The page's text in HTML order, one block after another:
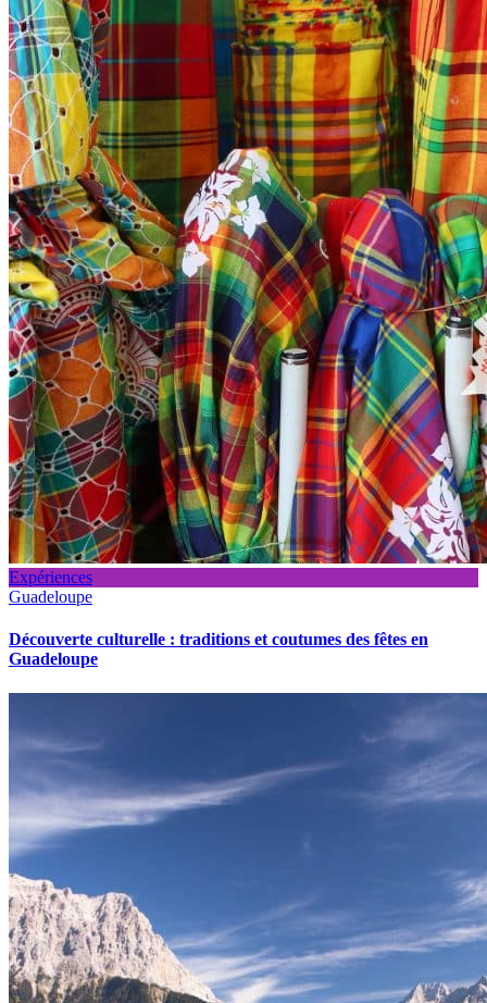
Expériences
Guadeloupe
Découverte culturelle : traditions et coutumes des fêtes en
Guadeloupe